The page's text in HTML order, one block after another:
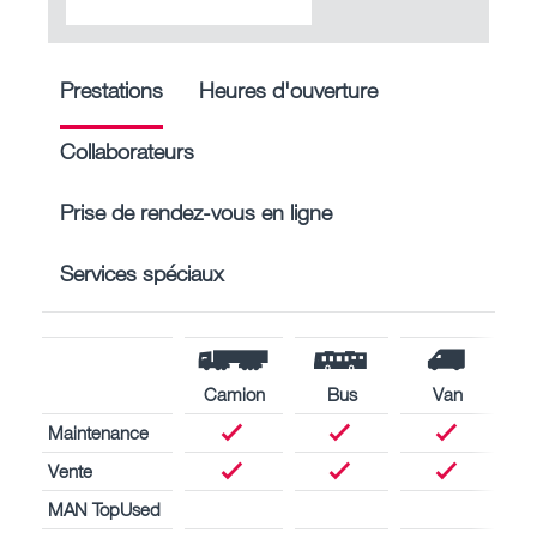
Prestations Heures d'ouverture
Collaborateurs
Prise de rendez-vous en ligne
Services spéciaux
Camion Bus
Van
Maintenance
Vente
MAN TopUsed